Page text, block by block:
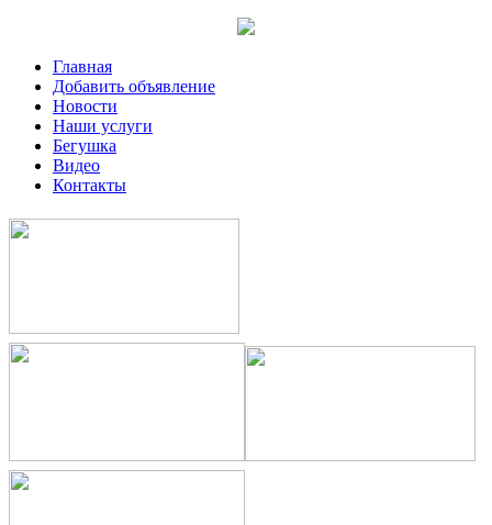
Главная
Добавить объявление
Новости
Наши услуги
Бегушка
Видео
Контакты